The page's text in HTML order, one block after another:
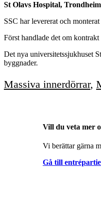
Vill du veta mer
Vi berättar gärna
Gå till
St Olavs Hospital,
SSC har levererat och
Först handlade det om
Det nya universitetssjukhuset
byggnader.
Massiva innerdörrar,